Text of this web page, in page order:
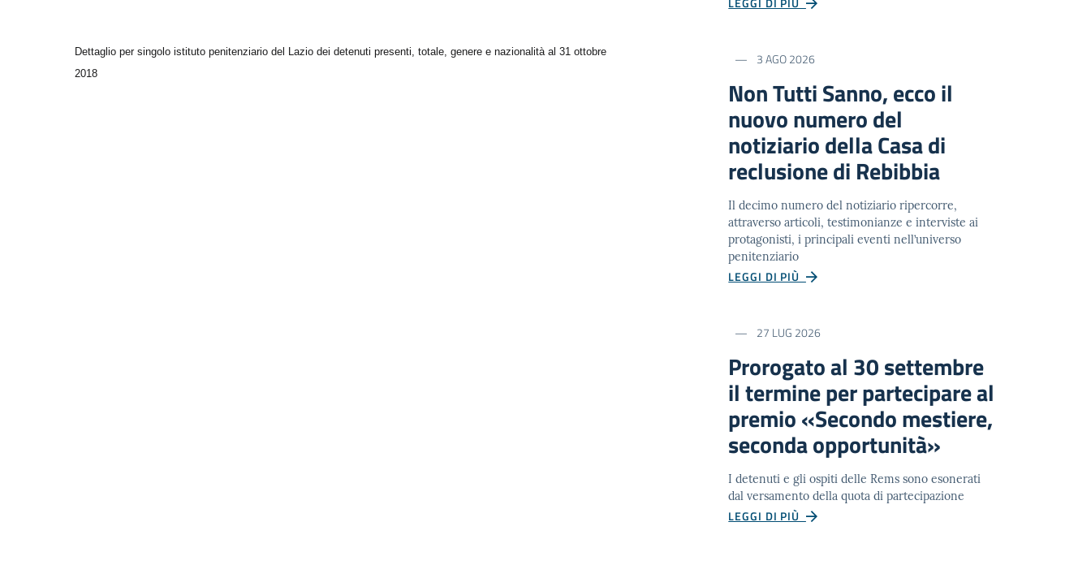
Dettaglio per singolo istituto penitenziario del Lazio dei detenuti presenti, totale, genere e nazionalità al 31 ottobre
2018
3 AGO 2026
Non Tutti Sanno, ecco il
nuovo numero del
notiziario della Casa di
reclusione di Rebibbia
Il decimo numero del notiziario ripercorre,
attraverso articoli, testimonianze e interviste ai
protagonisti, i principali eventi nell’universo
penitenziario
LEGGI DI PIÙ
27 LUG 2026
Prorogato al 30 settembre
il termine per partecipare al
premio «Secondo mestiere,
seconda opportunità»
I detenuti e gli ospiti delle Rems sono esonerati
dal versamento della quota di partecipazione
LEGGI DI PIÙ